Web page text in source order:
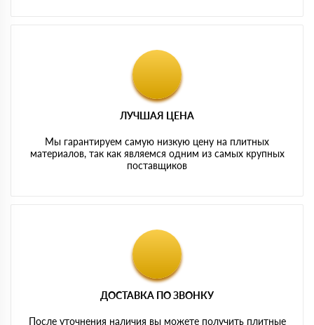
ЛУЧШАЯ ЦЕНА
Мы гарантируем самую низкую цену на плитных
материалов, так как являемся одним из самых крупных
поставщиков
ДОСТАВКА ПО ЗВОНКУ
После уточнения наличия вы можете получить плитные